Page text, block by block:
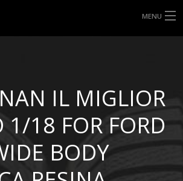
MENU
IL MIGLIOR
1/18 FOR FORD
BODY